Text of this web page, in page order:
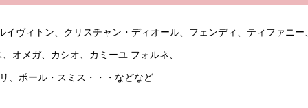
ヴィトン、クリスチャン・ディオール、フェンディ、ティファニー
オメガ、カシオ、カミーユ フォルネ、
、ポール・スミス・・・などなど